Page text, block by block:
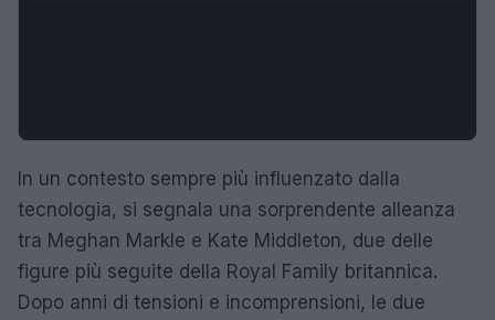
In un contesto sempre più influenzato dalla
tecnologia, si segnala una sorprendente alleanza
tra Meghan Markle e Kate Middleton, due delle
figure più seguite della Royal Family britannica.
Dopo anni di tensioni e incomprensioni, le due